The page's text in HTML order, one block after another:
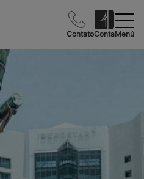
ContatoContaMenú